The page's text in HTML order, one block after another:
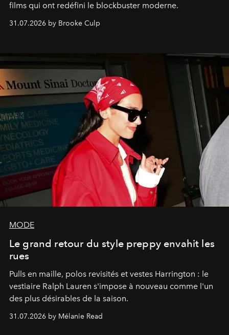
films qui ont redéfini le blockbuster moderne.
31.07.2026 by Brooke Culp
MODE
Le grand retour du style preppy envahit les
rues
Pulls en maille, polos revisités et vestes Harrington : le
vestiaire Ralph Lauren s'impose à nouveau comme l'un
des plus désirables de la saison.
31.07.2026 by Mélanie Read